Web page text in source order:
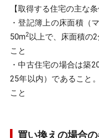
【取得する住宅の主な条
・登記簿上の床面積（
50m2以上で、床面積の
こと
・中古住宅の場合は築
25年以内）であること
こと
買い換えの場合